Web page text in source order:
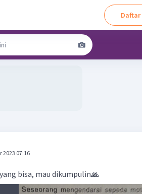
Daftar
2023 07:16
bisa, mau dikumpulin🙏